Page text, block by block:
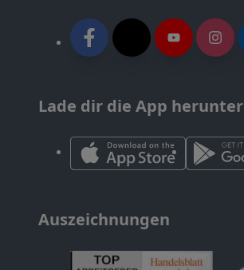
Lade dir die App herunter
Auszeichnungen